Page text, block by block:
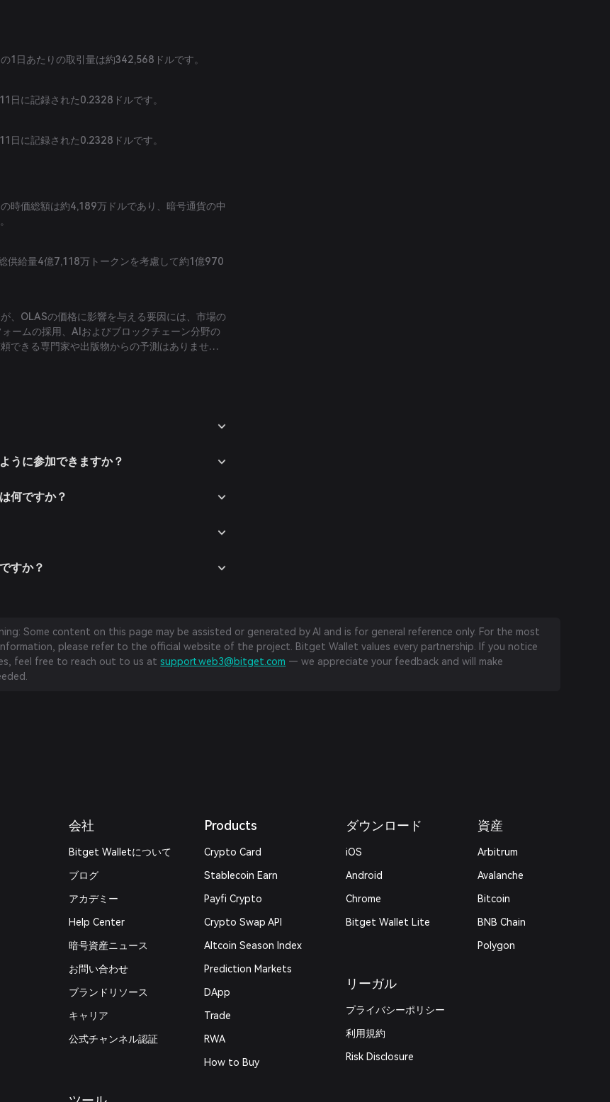
1日あたりの取引量は約342,568ドルです。
日に記録された0.2328ドルです。
日に記録された0.2328ドルです。
時価総額は約4,189万ドルであり、暗号通貨の中
供給量4億7,118万トークンを考慮して約1億970
、OLASの価格に影響を与える要因には、市場の
ームの採用、AIおよびブロックチェーン分野の
できる専門家や出版物からの予測はありませ
うに参加できますか？
何ですか？
すか？
Some content on this page may be assisted or generated by AI and is for general reference only. For the most
please refer to the official website of the project. Bitget Wallet values every partnership. If you notice
feel free to reach out to us atsupport.web3@bitget.com — we appreciate your feedback and will make
会社
Bitget Walletについて
ブログ
アカデミー
Help Center
暗号資産ニュース
お問い合わせ
ブランドリソース
キャリア
公式チャンネル認証
Products
Crypto Card
Stablecoin Earn
Payfi Crypto
Crypto Swap API
Altcoin Season Index
Prediction Markets
DApp
Trade
RWA
How to Buy
ダウンロード
iOS
Android
Chrome
Bitget Wallet Lite
リーガル
プライバシーポリシー
利用規約
Risk Disclosure
資産
Arbitrum
Avalanche
Bitcoin
BNB Chain
Polygon